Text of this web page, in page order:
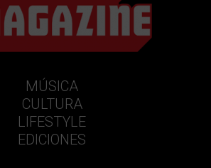
MÚSICA
CULTURA
LIFESTYLE
EDICIONES